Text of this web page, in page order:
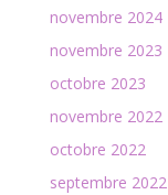
novembre 2024
novembre 2023
octobre 2023
novembre 2022
octobre 2022
septembre 2022